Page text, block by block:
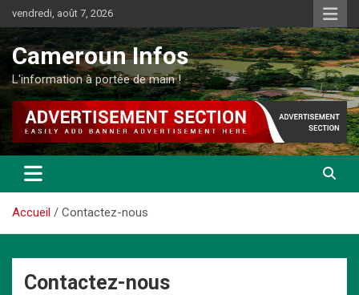
vendredi, août 7, 2026
Cameroun Infos
L'information à portée de main !
Accueil Contactez-nous
Contactez-nous